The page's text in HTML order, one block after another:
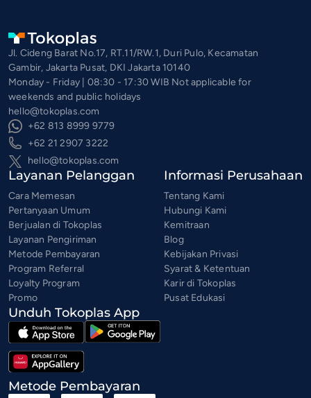
Jl. Cideng Barat No.17, RT.11/RW.1, Duri Pulo, Kecamatan
Gambir, Jakarta Pusat, DKI Jakarta 10140
Monday - Friday | 08:30 - 17:30 WIB Not applicable for
weekends and public holidays
hello@tokoplas.com
+62 813 8999 9779
+62 21 2907 3222
hello@tokoplas.com
Layanan Pelanggan
Cara Memesan
Pertanyaan Umum
Berjualan di Tokoplas
Layanan Pengiriman
Metode Pembayaran
Program Referral
Loyalty Program
Promo
Informasi Perusahaan
Tentang Kami
Hubungi Kami
Kemitraan
Blog
Kebijakan Privasi
Syarat & Ketentuan
Karir di Tokoplas
Pusat Edukasi
Unduh Tokoplas App
Metode Pembayaran